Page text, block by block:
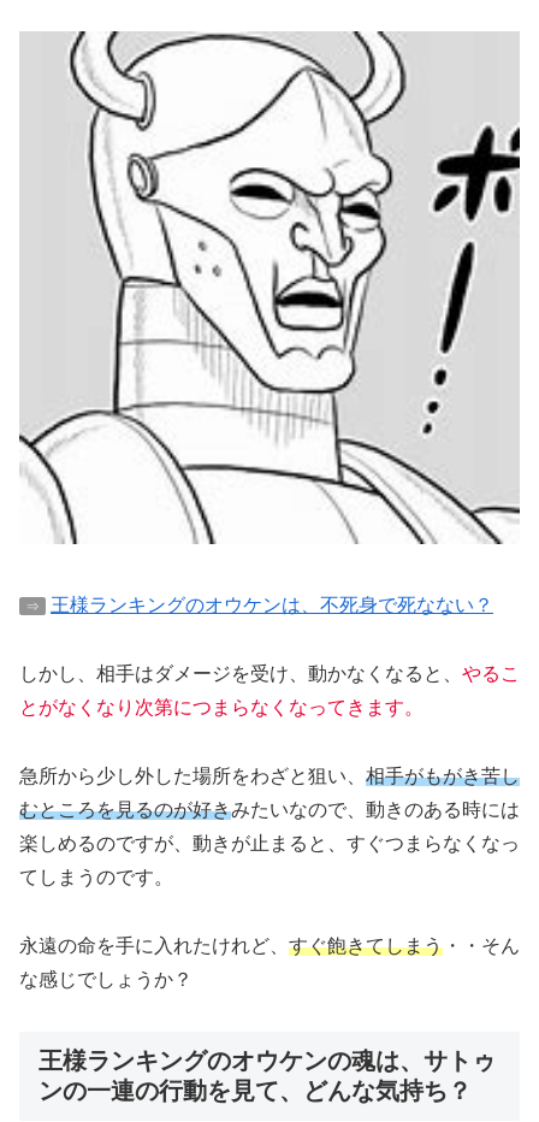
⇒ 王様ランキングのオウケンは、不死身で死なない？
しかし、相手はダメージを受け、動かなくなると、 やるこ
とがなくなり次第につまらなくなってきます。
急所から少し外した場所をわざと狙い、 相手がもがき苦し
むところを見るのが好きみたいなので、動きのある時には
楽しめるのですが、動きが止まると、すぐつまらなくなっ
てしまうのです。
永遠の命を手に入れたけれど、 すぐ飽きてしまう ・・そん
な感じでしょうか？
王様ランキングのオウケンの魂は、サトゥ
ンの一連の行動を見て、どんな気持ち？